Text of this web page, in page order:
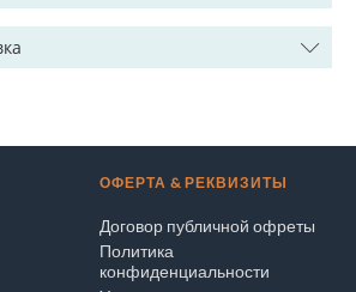
ОФЕРТА & РЕКВИЗИТЫ
Договор публичной офреты
Политика
конфиденциальности